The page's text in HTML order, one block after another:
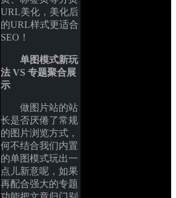
URL美化，美化后
的URL样式更适合
SEO！
单图模式新玩
法 VS 专题聚合展
示
做图片站的站
长是否厌倦了常规
的图片浏览方式，
何不结合我们内置
的单图模式玩出一
点儿新意呢，如果
再配合强大的专题